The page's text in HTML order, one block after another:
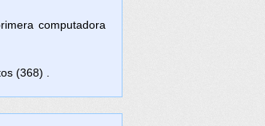
computadora
(368) .